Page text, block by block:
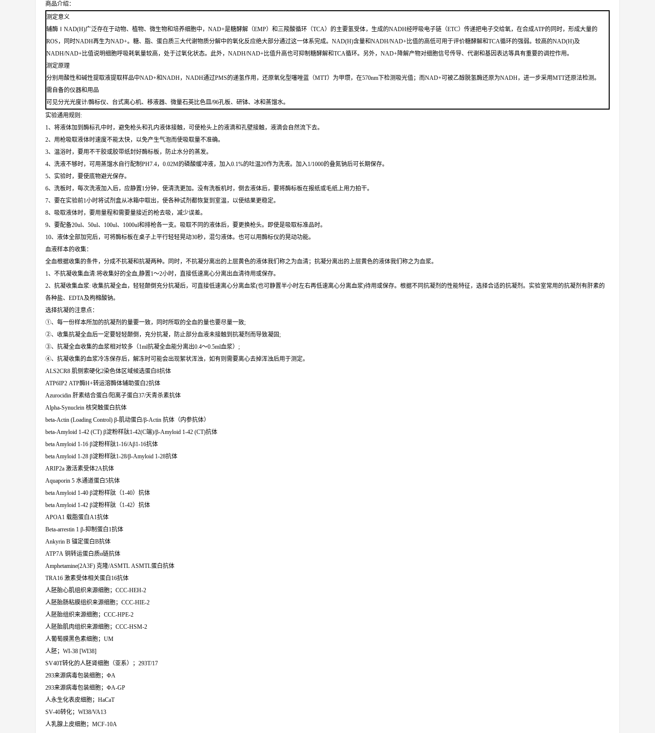
商品介绍：
测定意义
辅酶ⅠNAD(H)广泛存在于动物、植物、微生物和培养细胞中，NAD+是糖酵解（EMP）和三羧酸循环（TCA）的主要氢受体，生成的NADH经呼吸电子链（ETC）传递把电子交给氧，在合成ATP的同时，形成大量的
ROS，同时NADH再生为NAD+。糖、脂、蛋白质三大代谢物质分解中的氧化反应绝大部分通过这一体系完成。NAD(H)含量和NADH/NAD+比值的高低可用于评价糖酵解和TCA循环的强弱。较高的NAD(H)及
NADH/NAD+比值说明细胞呼吸耗氧量较高，处于过氧化状态。此外，NADH/NAD+比值升高也可抑制糖酵解和TCA循环。另外，NAD+降解产物对细胞信号传导、代谢和基因表达等具有重要的调控作用。
测定原理
分别用酸性和碱性提取液提取样品中NAD+和NADH，NADH通过PMS的递氢作用，还原氧化型噻唑蓝（MTT）为甲瓒，在570nm下检测吸光值；而NAD+可被乙醇脱氢酶还原为NADH，进一步采用MTT还原法检测。
需自备的仪器和用品
可见分光光度计/酶标仪、台式离心机、移液器、微量石英比色皿/96孔板、研钵、冰和蒸馏水。
实验通用规则:
1、将液体加到酶标孔中时，避免枪头和孔内液体接触，可使枪头上的液滴和孔壁接触，液滴会自然流下去。
2、用枪吸取液体时速度不能太快，以免产生气泡而使吸取量不准确。
3、温浴时，要用不干胶或胶带纸封好酶标板，防止水分的蒸发。
4、洗液不够时，可用蒸馏水自行配制PH7.4，0.02M的磷酸缓冲液，加入0.1%的吐温20作为洗液。加入1/1000的叠氮钠后可长期保存。
5、实验时，要使底物避光保存。
6、洗板时，每次洗液加入后，应静置1分钟，使清洗更加。没有洗板机时，倒去液体后，要将酶标板在报纸或毛纸上用力拍干。
7、要在实验前1小时将试剂盒从冰箱中取出，使各种试剂都恢复到室温，以使结果更稳定。
8、吸取液体时，要用量程和需要量接近的枪去吸，减少误差。
9、要配备20ul、50ul、100ul、1000ul和排枪各一支。吸取不同的液体后，要更换枪头。即使是吸取标准品时。
10、液体全部加完后，可将酶标板在桌子上平行轻轻晃动30秒，混匀液体。也可以用酶标仪的晃动功能。
血液样本的收集：
全血根据收集的条件，分成不抗凝和抗凝两种。同时，不抗凝分离出的上层黄色的液体我们称之为血清；抗凝分离出的上层黄色的液体我们称之为血浆。
1、不抗凝收集血清:将收集好的全血,静置1～2小时，直接低速离心分离出血清待用或保存。
2、抗凝收集血浆: 收集抗凝全血，轻轻颠倒充分抗凝后，可直接低速离心分离血浆(也可静置半小时左右再低速离心分离血浆)待用或保存。根据不同抗凝剂的性能特征，选择合适的抗凝剂。实验室常用的抗凝剂有肝素的
各种盐、EDTA及枸橼酸钠。
选择抗凝的注意点：
①、每一份样本所加的抗凝剂的量要一致，同时所取的全血的量也要尽量一致;
②、收集抗凝全血后一定要轻轻颠倒，充分抗凝，防止部分血液未接触到抗凝剂而导致凝固;
③、抗凝全血收集的血浆相对较多（1ml抗凝全血能分离出0.4～0.5ml血浆）;
④、抗凝收集的血浆冷冻保存后，解冻时可能会出现絮状浑浊，如有则需要离心去掉浑浊后用于测定。
ALS2CR8 肌侧索硬化2染色体区域候选蛋白8抗体
ATP6IP2 ATP酶H+转运溶酶体辅助蛋白2抗体
Azurocidin 肝素结合蛋白/阳离子蛋白37/天青杀素抗体
Alpha-Synuclein 核突触蛋白抗体
beta-Actin (Loading Control) β-肌动蛋白/β-Actin 抗体（内参抗体）
beta-Amyloid 1-42 (CT) β淀粉样肽1-42(C端)/β-Amyloid 1-42 (CT)抗体
beta Amyloid 1-16 β淀粉样肽1-16/Aβ1-16抗体
beta Amyloid 1-28 β淀粉样肽1-28/β-Amyloid 1-28抗体
ARIP2a 激活素受体2A抗体
Aquaporin 5 水通道蛋白5抗体
beta Amyloid 1-40 β淀粉样肽（1-40）抗体
beta Amyloid 1-42 β淀粉样肽（1-42）抗体
APOA1 载脂蛋白A1抗体
Beta-arrestin 1 β-抑制蛋白1抗体
Ankyrin B 锚定蛋白B抗体
ATP7A 铜转运蛋白质α链抗体
Amphetamine(2A3F) 克隆/ASMTL ASMTL蛋白抗体
TRA16 激素受体相关蛋白16抗体
人胚胎心肌组织来源细胞；CCC-HEH-2
人胚胎肠粘膜组织来源细胞；CCC-HIE-2
人胚胎组织来源细胞；CCC-HPE-2
人胚胎肌肉组织来源细胞；CCC-HSM-2
人葡萄膜黑色素细胞；UM
人胚；WI-38 [WI38]
SV40T转化的人胚肾细胞（亚系）；293T/17
293来源病毒包装细胞；ΦA
293来源病毒包装细胞；ΦA-GP
人永生化表皮细胞；HaCaT
SV-40转化；WI38/VA13
人乳腺上皮细胞；MCF-10A